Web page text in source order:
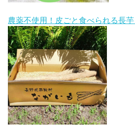
農薬不使用！皮ごと食べられる長